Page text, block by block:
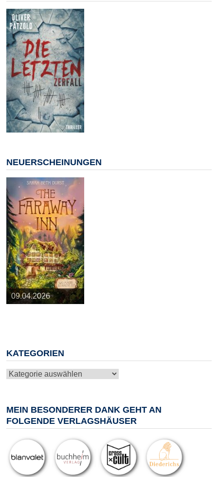
NEUERSCHEINUNGEN
25.03.2026
09.04.2026
20.05.2026
10.06.2026
13.08.2026
KATEGORIEN
Kategorien
MEIN BESONDERER DANK GEHT AN
FOLGENDE VERLAGSHÄUSER